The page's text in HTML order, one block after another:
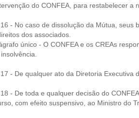
do CONFEA, para restabelecer a
- No caso de dissolução da Mútua, seus
dos associados.
único - O CONFEA e os CREAs
- De qualquer ato da Diretoria Executiva
- De toda e qualquer decisão do
com efeito suspensivo, ao Ministro do